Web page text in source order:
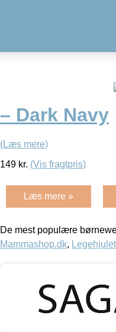
– Dark Navy
(Læs mere)
149 kr. (Vis fragtpris)
Læs mere »
De mest populære
Mammashop.dk,